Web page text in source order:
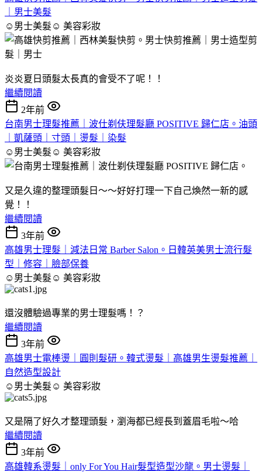
｜男士美髮
☺男士美髮☺ 美容彩妝
炎炎夏日頭髮太長真的會受不了呢！！
繼續閱讀
2年前
台南男士理髮推薦｜波仕剃伕理髮廳 POSITIVE 歸仁店。油頭
｜凱薩頭｜寸頭｜燙髮｜染髮
☺男士美髮☺ 美容彩妝
又是久違的整理頭髮日～～好好打理一下自己煥然一新的感
覺！！
繼續閱讀
3年前
高雄男士理髮｜減法日常 Barber Salon。日韓英美男士流行髮
型｜修容｜臉部保養
☺男士美髮☺ 美容彩妝
還沒體驗過專業的男士理髮嗎！？
繼續閱讀
3年前
高雄男士電棒燙｜圓則髮研。韓式燙髮｜高雄男生燙髮推薦｜
自然造型設計
☺男士美髮☺ 美容彩妝
又是隔了好久才整理頭髮，瀏海都已經長到蓋眉毛啦～哈
繼續閱讀
3年前
高雄韓系燙髮｜only For You Hair髮型造型沙龍。男士燙髮｜